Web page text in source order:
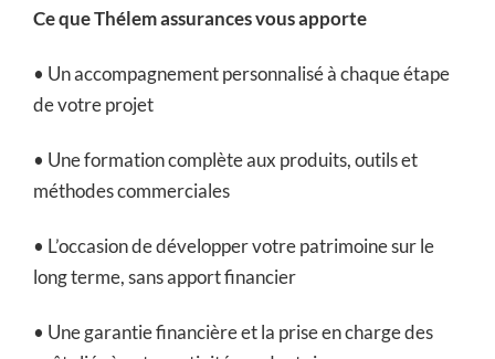
Ce que Thélem assurances vous apporte
• Un accompagnement personnalisé à chaque étape
de votre projet
• Une formation complète aux produits, outils et
méthodes commerciales
• L’occasion de développer votre patrimoine sur le
long terme, sans apport financier
• Une garantie financière et la prise en charge des